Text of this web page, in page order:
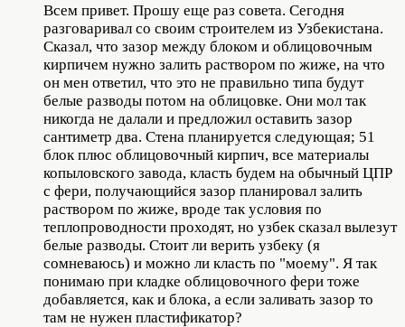
Всем привет. Прошу еще раз совета. Сегодня
разговаривал со своим строителем из Узбекистана.
Сказал, что зазор между блоком и облицовочным
кирпичем нужно залить раствором по жиже, на что
он мен ответил, что это не правильно типа будут
белые разводы потом на облицовке. Они мол так
никогда не далали и предложил оставить зазор
сантиметр два. Стена планируется следующая; 51
блок плюс облицовочный кирпич, все материалы
копыловского завода, класть будем на обычный ЦПР
с фери, получающийся зазор планировал залить
раствором по жиже, вроде так условия по
теплопроводности проходят, но узбек сказал вылезут
белые разводы. Стоит ли верить узбеку (я
сомневаюсь) и можно ли класть по "моему". Я так
понимаю при кладке облицовочного фери тоже
добавляется, как и блока, а если заливать зазор то
там не нужен пластификатор?